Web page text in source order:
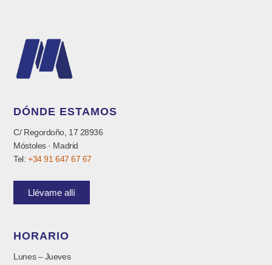
DÓNDE ESTAMOS
C/ Regordoño, 17 28936
Móstoles · Madrid
Tel:+34 91 647 67 67
Llévame allí
HORARIO
Lunes – Jueves